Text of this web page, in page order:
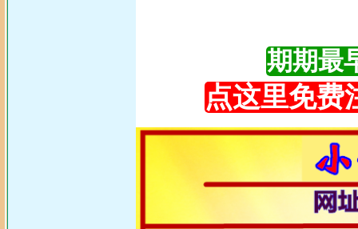
期期最
点这里免费